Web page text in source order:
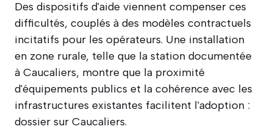
Des dispositifs d'aide viennent compenser ces
difficultés, couplés à des modèles contractuels
incitatifs pour les opérateurs. Une installation
en zone rurale, telle que la station documentée
à Caucaliers, montre que la proximité
d'équipements publics et la cohérence avec les
infrastructures existantes facilitent l'adoption :
dossier sur Caucaliers.